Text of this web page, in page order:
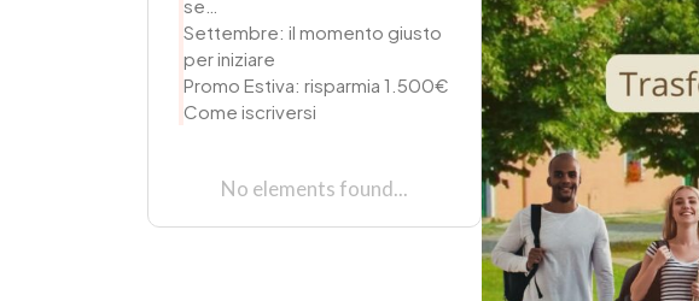
se…
Settembre: il momento giusto
per iniziare
Promo Estiva: risparmia 1.500€
Come iscriversi
No elements found...